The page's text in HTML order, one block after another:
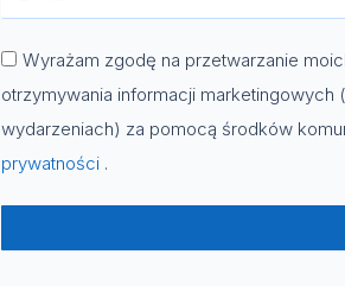
Wyrażam zgodę na przetwarzanie
otrzymywania informacji marketingowych
wydarzeniach) za pomocą środków
prywatności .